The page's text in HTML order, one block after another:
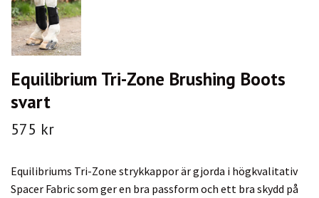
Equilibrium Tri-Zone Brushing Boots
svart
575 kr
Equilibriums Tri-Zone strykkappor är gjorda i högkvalitativ
Spacer Fabric som ger en bra passform och ett bra skydd på